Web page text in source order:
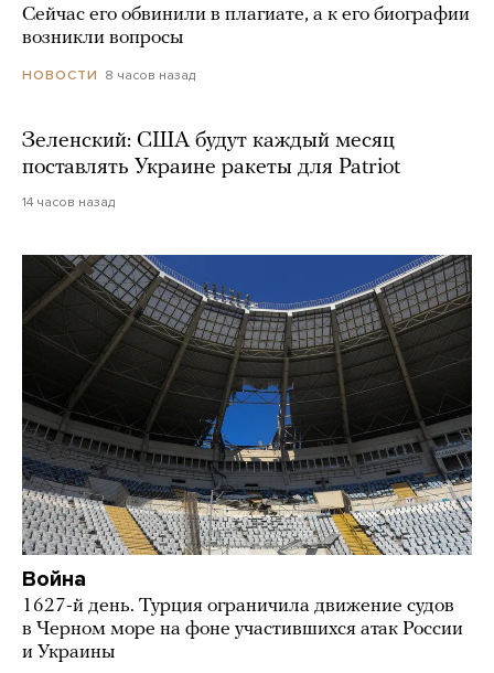
Сейчас его обвинили в плагиате, а к его биографии
возникли вопросы
НОВОСТИ 8 часов назад
Зеленский: США будут каждый месяц
поставлять Украине ракеты для Patriot
14 часов назад
Война
1627-й день. Турция ограничила движение судов
в Черном море на фоне участившихся атак России
и Украины